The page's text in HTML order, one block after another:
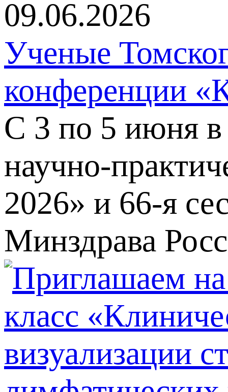
09.06.2026
Ученые
конференции
С 3 по 5 июня в
научно-
2026» и 66-я
Минздрава